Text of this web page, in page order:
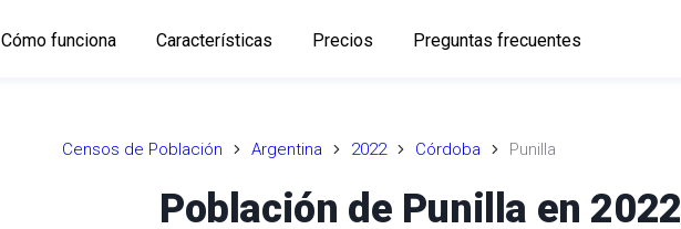
Cómo funciona Características Precios Preguntas frecuentes
Censos de Población Argentina 2022 Córdoba Punilla
Población de Punilla en 2022